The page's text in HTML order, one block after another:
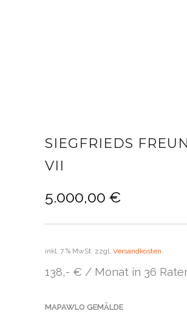
SIEGFRIEDS
VII
5.000,00 €
inkl. 7 % MwSt. zzgl. Versandkosten
138,- € / Monat in 36
MAPAWLO GEMÄLDE